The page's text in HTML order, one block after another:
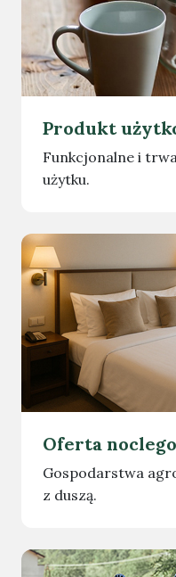
Produkt
Funkcjonalne i
użytku.
Oferta
Gospodarstwa
z duszą.